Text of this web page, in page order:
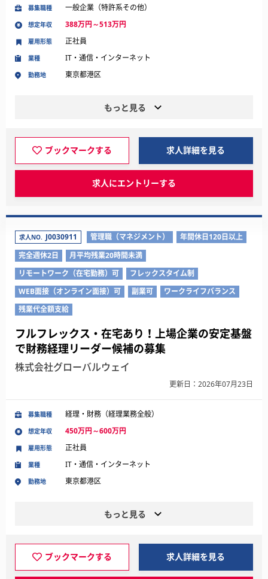
募集職種 一般企業（特許系その他）
想定年収 388万円～513万円
業種 IT・通信・インターネット
勤務地 東京都港区
雇用形態 正社員
もっと見る
ブックマークする 求人詳細を見る
求人にエントリーする
求人NO. J0030911 管理職（マネジメント）
年間休日120日以上
完全週休2日
月平均残業20時間未満
リモートワーク（在宅勤務）可
フレックスタイム制
WEB面接（オンライン面接）可
副業可
ワークライフバランス
残業代全額支給
フルフレックス・在宅あり！上場企業の安定基盤
で財務経理リーダー候補の募集
株式会社グローバルウェイ
更新日：2026年07月23日
募集職種 経理・財務（経理業務全般）
想定年収 450万円～600万円
業種 IT・通信・インターネット
勤務地 東京都港区
雇用形態 正社員
もっと見る
ブックマークする 求人詳細を見る